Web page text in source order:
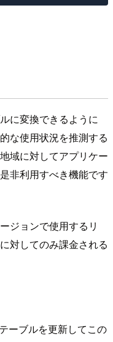
に変換できるように
な使用状況を推測する
域に対してアプリケー
非利用すべき機能です
ジョンで使用するリ
対してのみ課金される
ーブルを更新してこの